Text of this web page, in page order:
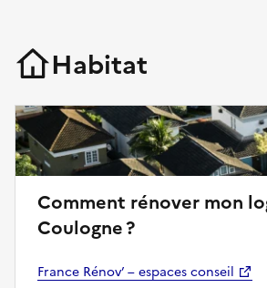
Habitat
Comment rénover mon
Coulogne ?
France Rénov’ – espaces conseil